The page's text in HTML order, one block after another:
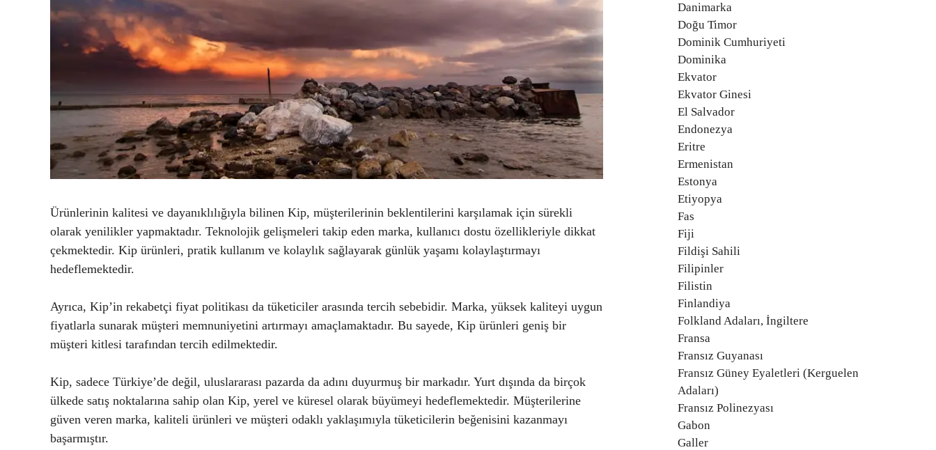
Ürünlerinin kalitesi ve dayanıklılığıyla bilinen Kip, müşterilerinin beklentilerini karşılamak için sürekli
olarak yenilikler yapmaktadır. Teknolojik gelişmeleri takip eden marka, kullanıcı dostu özellikleriyle dikkat
çekmektedir. Kip ürünleri, pratik kullanım ve kolaylık sağlayarak günlük yaşamı kolaylaştırmayı
hedeflemektedir.
Ayrıca, Kip’in rekabetçi fiyat politikası da tüketiciler arasında tercih sebebidir. Marka, yüksek kaliteyi uygun
fiyatlarla sunarak müşteri memnuniyetini artırmayı amaçlamaktadır. Bu sayede, Kip ürünleri geniş bir
müşteri kitlesi tarafından tercih edilmektedir.
Kip, sadece Türkiye’de değil, uluslararası pazarda da adını duyurmuş bir markadır. Yurt dışında da birçok
ülkede satış noktalarına sahip olan Kip, yerel ve küresel olarak büyümeyi hedeflemektedir. Müşterilerine
güven veren marka, kaliteli ürünleri ve müşteri odaklı yaklaşımıyla tüketicilerin beğenisini kazanmayı
başarmıştır.
Danimarka
Doğu Timor
Dominik Cumhuriyeti
Dominika
Ekvator
Ekvator Ginesi
El Salvador
Endonezya
Eritre
Ermenistan
Estonya
Etiyopya
Fas
Fiji
Fildişi Sahili
Filipinler
Filistin
Finlandiya
Folkland Adaları, İngiltere
Fransa
Fransız Guyanası
Fransız Güney Eyaletleri (Kerguelen
Adaları)
Fransız Polinezyası
Gabon
Galler